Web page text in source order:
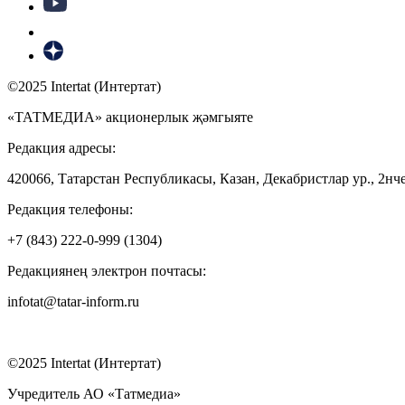
©2025 Intertat (Интертат)
«ТАТМЕДИА» акционерлык җәмгыяте
Редакция адресы:
420066, Татарстан Республикасы, Казан, Декабристлар ур.,
Редакция телефоны:
+7 (843) 222-0-999 (1304)
Редакциянең электрон почтасы:
infotat@tatar-inform.ru
©2025 Intertat (Интертат)
Учредитель АО «Татмедиа»